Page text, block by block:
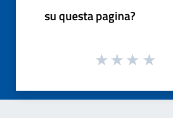
su questa pagina?